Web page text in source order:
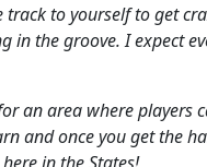
to yourself to get
the groove. I expect
an area where
and once you get the
in the States!